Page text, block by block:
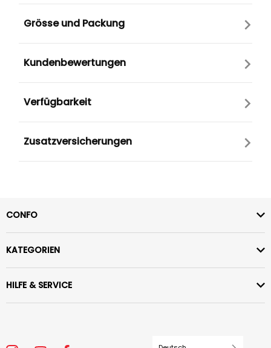
Grösse und Packung
Kundenbewertungen
Verfügbarkeit
Zusatzversicherungen
CONFO
KATEGORIEN
HILFE & SERVICE